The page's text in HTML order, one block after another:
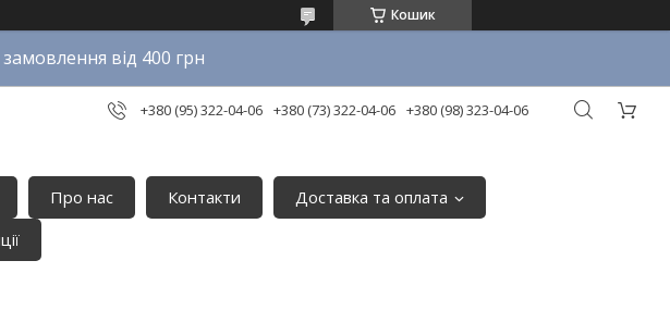
Кошик
від 400 грн
+380 (95) 322-04-06 +380 (73) 322-04-06 +380 (98) 323-04-06
Про нас Контакти
Доставка та оплата